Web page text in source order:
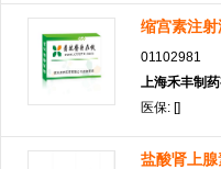
缩宫素注
01102981
上海禾丰制
医保: []
盐酸肾上